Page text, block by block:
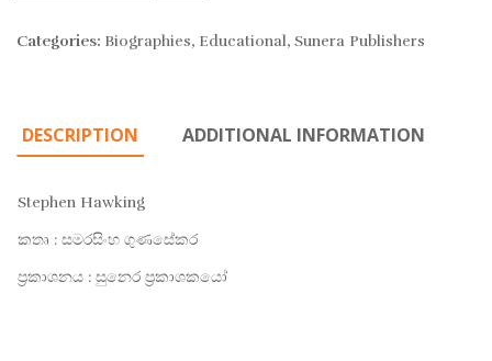
Categories: Biographies, Educational, Sunera Publishers
DESCRIPTION ADDITIONAL INFORMATION
Stephen Hawking
කතෘ : සමරසිංහ ගුණසේකර
ප්‍රකාශනය : සුනෙර ප්‍රකාශකයෝ